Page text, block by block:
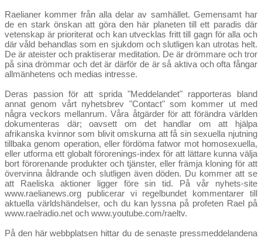
Raelianer kommer från alla delar av samhället. Gemensamt har
de en stark önskan att göra den här planeten till ett paradis där
vetenskap är prioriterat och kan utvecklas fritt till gagn för alla och
där våld behandlas som en sjukdom och slutligen kan utrotas helt.
De är ateister och praktiserar meditation. De är drömmare och tror
på sina drömmar och det är därför de är så aktiva och ofta fångar
allmänhetens och medias intresse.
Deras passion för att sprida "Meddelandet" rapporteras bland
annat genom vårt nyhetsbrev "Contact" som kommer ut med
några veckors mellanrum. Våra åtgärder för att förändra världen
dokumenteras där; oavsett om det handlar om att hjälpa
afrikanska kvinnor som blivit omskurna att få sin sexuella njutning
tillbaka genom operation, eller fördöma fatwor mot homosexuella,
eller utforma ett globalt förorenings-index för att lättare kunna välja
bort förorenande produkter och tjänster, eller främja kloning för att
övervinna åldrande och slutligen även döden. Du kommer att se
att Raeliska aktioner ligger före sin tid. På vår nyhets-site
www.raelianews.org publicerar vi regelbundet kommentarer till
aktuella världshändelser, och du kan lyssna på profeten Rael på
www.raelradio.net och www.youtube.com/raeltv.
På den här webbplatsen hittar du de senaste pressmeddelandena